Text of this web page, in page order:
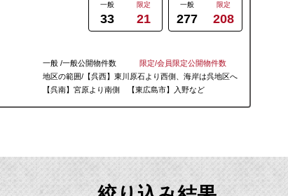
一般
277
限定
208
一般
33
限定
21
一般 /一般公開物件数 限定/会員限定公開物件数
地区の範囲/【呉西】東川原石より西側、海岸は呉地区へ
【呉南】宮原より南側 【東広島市】入野など